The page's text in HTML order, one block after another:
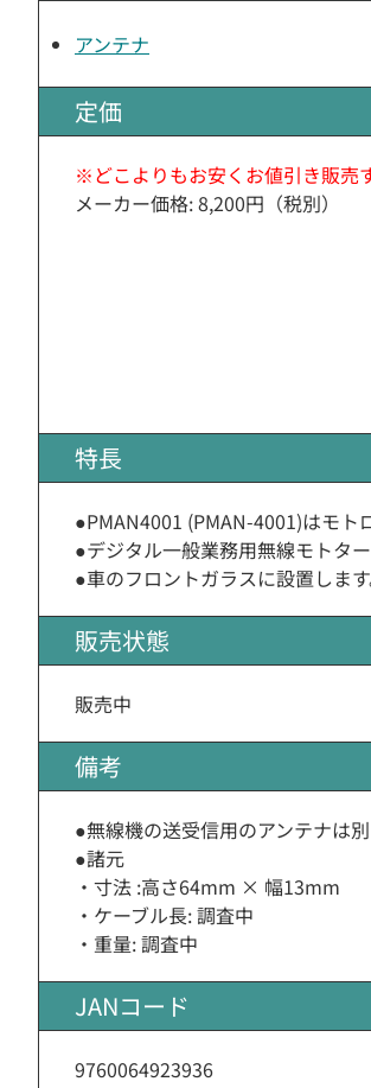
アンテナ
定価
※どこよりもお安くお値引き販売
メーカー価格: 8,200円（税別）
特長
●PMAN4001 (PMAN-4001)はモト
●デジタル一般業務用無線モトタ
●車のフロントガラスに設置します
販売状態
販売中
備考
●無線機の送受信用のアンテナは別
●諸元
・寸法 :高さ64mm × 幅13mm
・ケーブル長: 調査中
・重量: 調査中
JANコード
9760064923936